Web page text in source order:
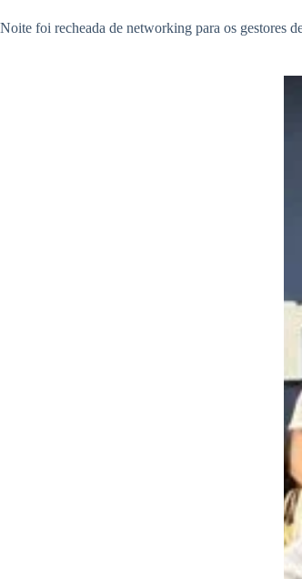
Noite foi recheada de networking para os gestores